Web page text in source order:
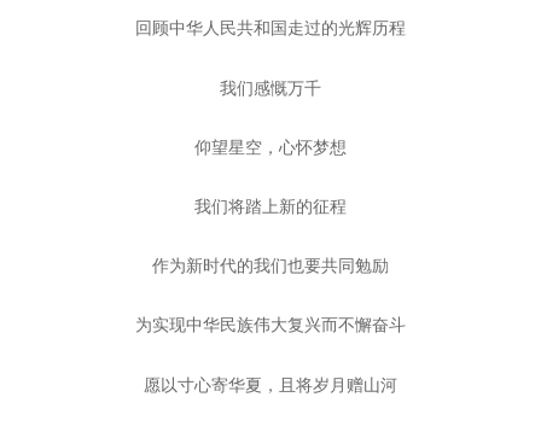
回顾中华人民共和国走过的光辉历程
我们感慨万千
仰望星空，心怀梦想
我们将踏上新的征程
作为新时代的我们也要共同勉励
为实现中华民族伟大复兴而不懈奋斗
愿以寸心寄华夏，且将岁月赠山河